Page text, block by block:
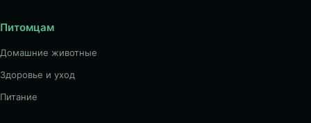
Питомцам
Домашние животные
Здоровье и уход
Питание